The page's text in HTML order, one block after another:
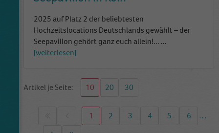
2025 auf Platz 2 der beliebtesten
Hochzeitslocations Deutschlands gewählt – der
Seepavillon gehört ganz euch allein!... ...
weiterlesen
Artikel je Seite: 10 20 30
Previous page
1 2 3 4 5
6